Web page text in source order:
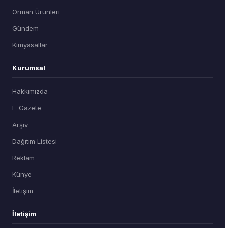
Orman Ürünleri
Gündem
Kimyasallar
Kurumsal
Hakkımızda
E-Gazete
Arşiv
Dağıtım Listesi
Reklam
Künye
İletişim
İletişim